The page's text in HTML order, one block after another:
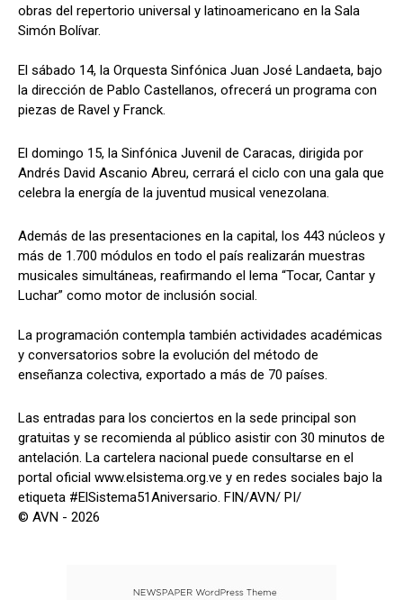
obras del repertorio universal y latinoamericano en la Sala
Simón Bolívar.
El sábado 14, la Orquesta Sinfónica Juan José Landaeta, bajo
la dirección de Pablo Castellanos, ofrecerá un programa con
piezas de Ravel y Franck.
El domingo 15, la Sinfónica Juvenil de Caracas, dirigida por
Andrés David Ascanio Abreu, cerrará el ciclo con una gala que
celebra la energía de la juventud musical venezolana.
Además de las presentaciones en la capital, los 443 núcleos y
más de 1.700 módulos en todo el país realizarán muestras
musicales simultáneas, reafirmando el lema “Tocar, Cantar y
Luchar” como motor de inclusión social.
La programación contempla también actividades académicas
y conversatorios sobre la evolución del método de
enseñanza colectiva, exportado a más de 70 países.
Las entradas para los conciertos en la sede principal son
gratuitas y se recomienda al público asistir con 30 minutos de
antelación. La cartelera nacional puede consultarse en el
portal oficial www.elsistema.org.ve y en redes sociales bajo la
etiqueta #ElSistema51Aniversario. FIN/AVN/ PI/
© AVN - 2026